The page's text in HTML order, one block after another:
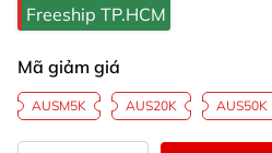
Freeship TP.HCM
Mã giảm giá
AUSM5K AUS20K AUS50K